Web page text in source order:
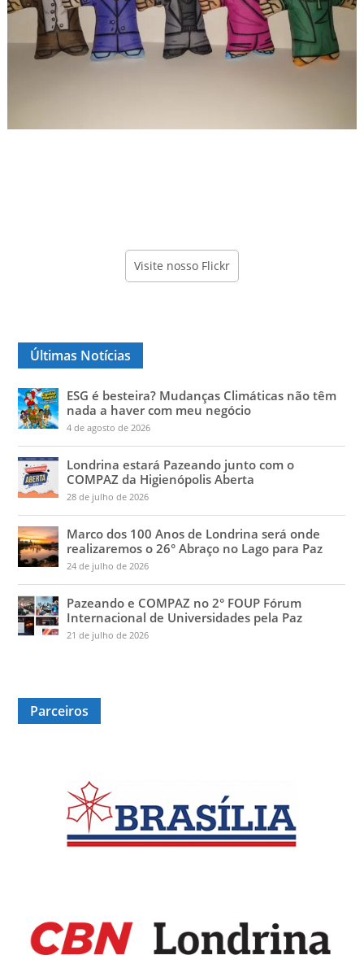
Visite nosso Flickr
Últimas Notícias
ESG é besteira? Mudanças Climáticas não têm
nada a haver com meu negócio
4 de agosto de 2026
Londrina estará Pazeando junto com o
COMPAZ da Higienópolis Aberta
28 de julho de 2026
Marco dos 100 Anos de Londrina será onde
realizaremos o 26° Abraço no Lago para Paz
24 de julho de 2026
Pazeando e COMPAZ no 2° FOUP Fórum
Internacional de Universidades pela Paz
21 de julho de 2026
Parceiros